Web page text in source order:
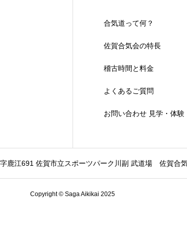
合気道って何？
佐賀合気会の特長
稽古時間と料金
よくあるご質問
お問い合わせ 見学・体験
鹿江691 佐賀市立スポーツパーク川副 武道場 佐賀合
Copyright © Saga Aikikai 2025